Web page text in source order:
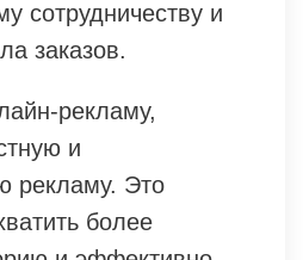
сотрудничеству и
заказов.
рекламу,
и
рекламу. Это
более